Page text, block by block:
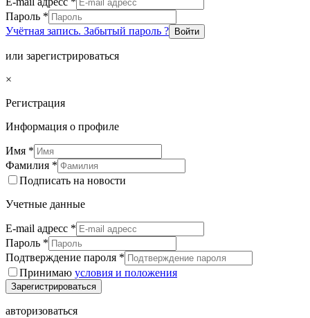
Пароль *
Учётная запись. Забытый пароль ?
Войти
или зарегистрироваться
×
Регистрация
Информация о профиле
Имя *
Фамилия *
Подписать на новости
Учетные данные
E-mail адресс *
Пароль *
Подтверждение пароля *
Принимаю условия и положения
Зарегистрироваться
авторизоваться